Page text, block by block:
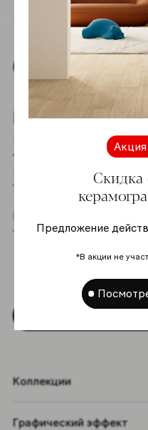
Скидка
Предложение
*В акции не
Подпишитесь на
Я даю согласие
моих
Политике в
персональных
Коллекции
Графический эффект